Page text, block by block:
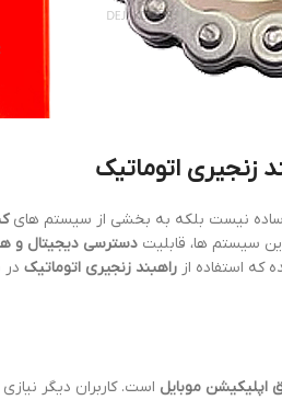
زنجیری اتوماتیک
ساده نیست بلکه به بخشی از سیستم های
سیستم ها، قابلیت دسترسی دیجیتال و
استفاده از راهبند زنجیری اتوماتیک
اپلیکیشن موبایل است. کاربران دیگر